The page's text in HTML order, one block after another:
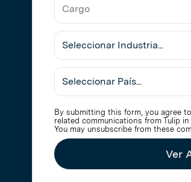
de
la
Empresa
Cargo
Seleccionar
Industria
By submitting this form, you agree
related communications from Tulip
You may unsubscribe from these
Ver